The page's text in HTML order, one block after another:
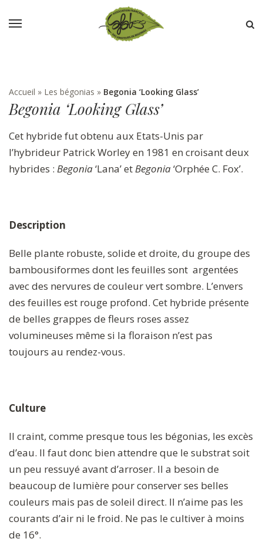
Accueil » Les bégonias » Begonia ‘Looking Glass’
Begonia ‘Looking Glass’
Cet hybride fut obtenu aux Etats-Unis par
l’hybrideur Patrick Worley en 1981 en croisant deux
hybrides : Begonia‘Lana’ etBegonia‘Orphée C. Fox’.
Description
Belle plante robuste, solide et droite, du groupe des
bambousiformes dont les feuilles sont argentées
avec des nervures de couleur vert sombre. L’envers
des feuilles est rouge profond. Cet hybride présente
de belles grappes de fleurs roses assez
volumineuses même si la floraison n’est pas
toujours au rendez-vous.
Culture
Il craint, comme presque tous les bégonias, les excès
d’eau. Il faut donc bien attendre que le substrat soit
un peu ressuyé avant d’arroser. Il a besoin de
beaucoup de lumière pour conserver ses belles
couleurs mais pas de soleil direct. Il n’aime pas les
courants d’air ni le froid. Ne pas le cultiver à moins
de 16°.